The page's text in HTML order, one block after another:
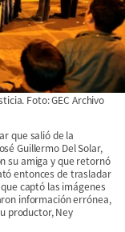
Foto: GEC Archivo
que salió de la
Guillermo Del Solar,
su amiga y que retornó
entonces de trasladar
captó las imágenes
información errónea,
productor, Ney